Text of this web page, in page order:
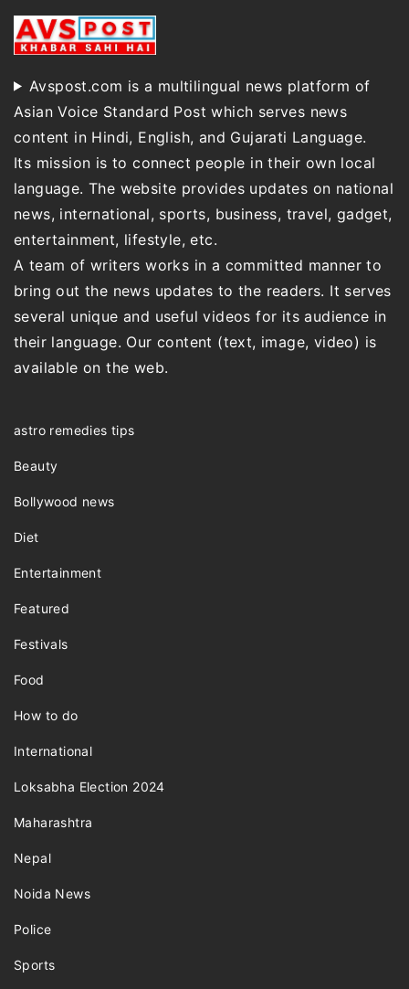
Avspost.com is a multilingual news platform of
Asian Voice Standard Post which serves news
content in Hindi, English, and Gujarati Language.
Its mission is to connect people in their own local
language. The website provides updates on national
news, international, sports, business, travel, gadget,
entertainment, lifestyle, etc.
A team of writers works in a committed manner to
bring out the news updates to the readers. It serves
several unique and useful videos for its audience in
their language. Our content (text, image, video) is
available on the web.
astro remedies tips
Beauty
Bollywood news
Diet
Entertainment
Featured
Festivals
Food
How to do
International
Loksabha Election 2024
Maharashtra
Nepal
Noida News
Police
Sports